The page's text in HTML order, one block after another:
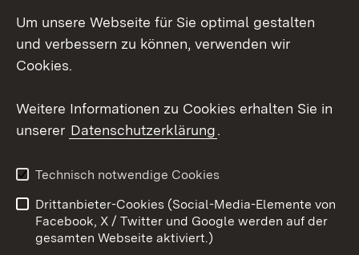
Social Wall
Barrierefreiheit
Benutzungshinweise
Impressum
Cookies
Um unsere Webseite für Sie optimal gestalten
und verbessern zu können, verwenden wir
Cookies.
Weitere Informationen zu Cookies erhalten Sie in
unserer Datenschutzerklärung.
Technisch notwendige Cookies
Drittanbieter-Cookies (Social-Media-Elemente von
Facebook, X / Twitter und Google werden auf der
gesamten Webseite aktiviert.)